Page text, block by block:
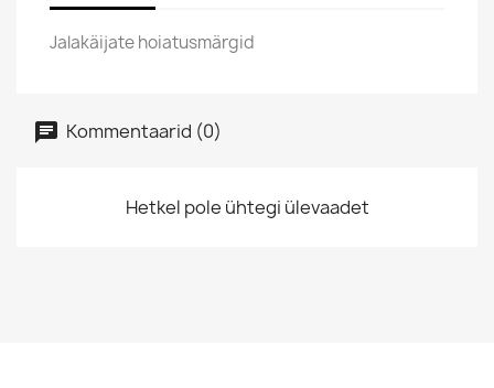
Jalakäijate hoiatusmärgid
Kommentaarid (0)
Hetkel pole ühtegi ülevaadet